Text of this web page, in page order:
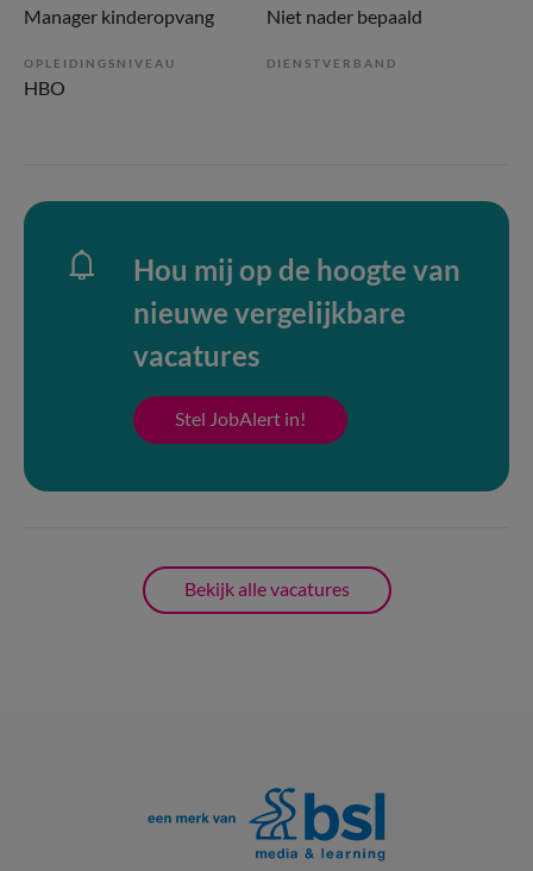
Manager kinderopvang Niet nader bepaald
OPLEIDINGSNIVEAU
HBO
DIENSTVERBAND
Hou mij op de hoogte van
nieuwe vergelijkbare
vacatures
Stel JobAlert in!
Bekijk alle vacatures